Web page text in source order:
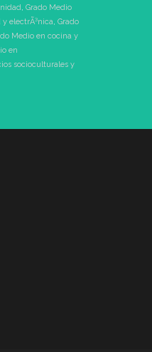
, Grado Medio
electrÃ³nica, Grado
Medio en cocina y
en
socioculturales y